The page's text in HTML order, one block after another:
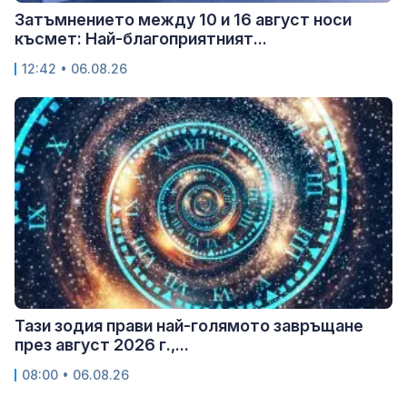
Затъмнението между 10 и 16 август носи
късмет: Най-благоприятният...
12:42 • 06.08.26
Тази зодия прави най-голямото завръщане
през август 2026 г.,...
08:00 • 06.08.26